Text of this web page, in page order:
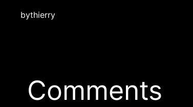
bythierry
Comments